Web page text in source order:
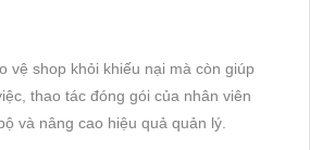
vệ shop khỏi khiếu nại mà còn giúp
thao tác đóng gói của nhân viên
và nâng cao hiệu quả quản lý.